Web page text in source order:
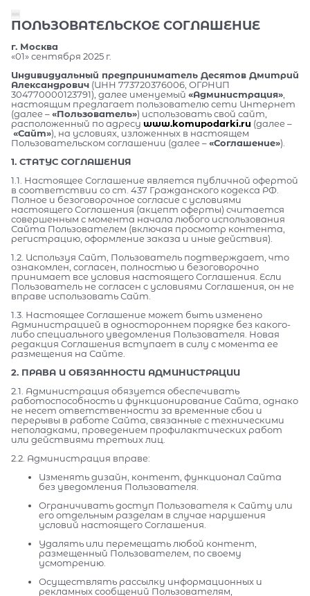
ПОЛЬЗОВАТЕЛЬСКОЕ СОГЛАШЕНИЕ
г. Москва
«01» сентября 2025 г.
Индивидуальный предприниматель Десятов Дмитрий
Александрович (ИНН 773720376006, ОГРНИП
304770000123791), далее именуемый «Администрация»
настоящим предлагает пользователю сети Интернет
(далее –«Пользователь») использовать свой сайт,
расположенный по адресу www.komupodarki.ru (далее –
«Сайт»), на условиях, изложенных в настоящем
Пользовательском соглашении (далее –«Соглашение»).
1. СТАТУС СОГЛАШЕНИЯ
1.1. Настоящее Соглашение является публичной офертой
в соответствии со ст. 437 Гражданского кодекса РФ.
Полное и безоговорочное согласие с условиями
настоящего Соглашения (акцепт оферты) считается
совершенным с момента начала любого использования
Сайта Пользователем (включая просмотр контента,
регистрацию, оформление заказа и иные действия).
1.2. Используя Сайт, Пользователь подтверждает, что
ознакомлен, согласен, полностью и безоговорочно
принимает все условия настоящего Соглашения. Если
Пользователь не согласен с условиями Соглашения, он не
вправе использовать Сайт.
1.3. Настоящее Соглашение может быть изменено
Администрацией в одностороннем порядке без какого-
либо специального уведомления Пользователя. Новая
редакция Соглашения вступает в силу с момента ее
размещения на Сайте.
2. ПРАВА И ОБЯЗАННОСТИ АДМИНИСТРАЦИИ
2.1. Администрация обязуется обеспечивать
работоспособность и функционирование Сайта, однако
не несет ответственности за временные сбои и
перерывы в работе Сайта, связанные с техническими
неполадками, проведением профилактических работ
или действиями третьих лиц.
2.2. Администрация вправе:
Изменять дизайн, контент, функционал Сайта
без уведомления Пользователя.
Ограничивать доступ Пользователя к Сайту или
его отдельным разделам в случае нарушения
условий настоящего Соглашения.
Удалять или перемещать любой контент,
размещенный Пользователем, по своему
усмотрению.
Осуществлять рассылку информационных и
рекламных сообщений Пользователям,